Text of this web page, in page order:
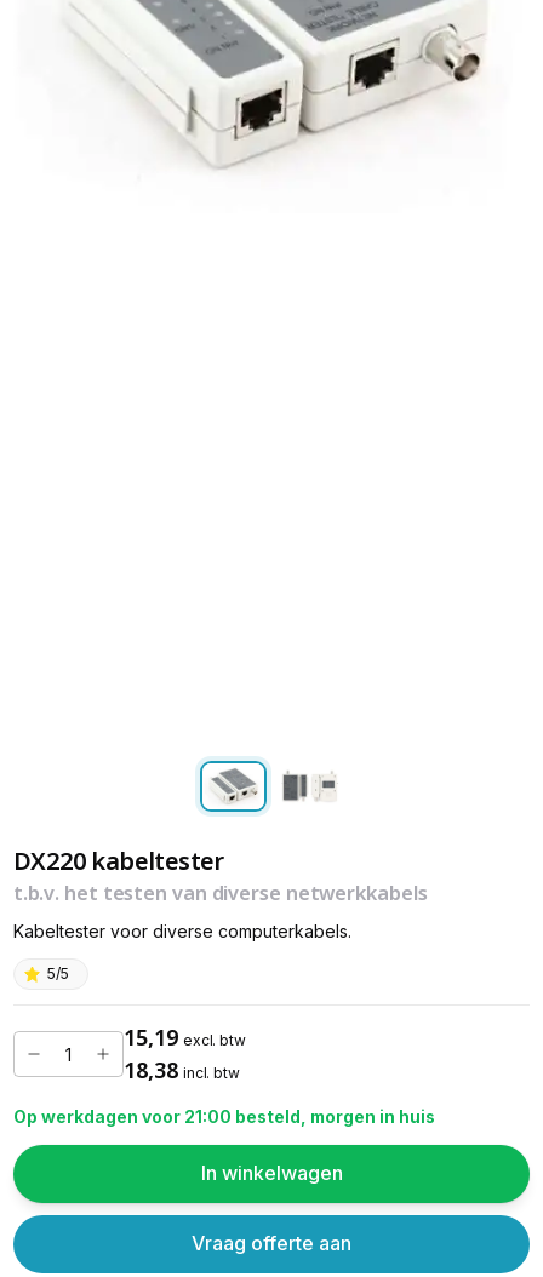
DX220 kabeltester
t.b.v. het testen van diverse netwerkkabels
Kabeltester voor diverse computerkabels.
5/5
15,19 excl. btw
18,38 incl. btw
Op werkdagen voor 21:00 besteld, morgen in huis
In winkelwagen
Vraag offerte aan